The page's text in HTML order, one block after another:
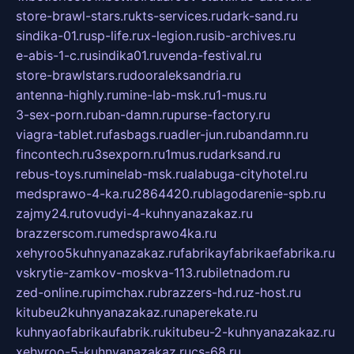
store-brawl-stars.rukts-services.rudark-sand.ru
sindika-01.rusp-life.rux-legion.rusib-archives.ru
e-abis-1-c.rusindika01.ruvenda-festival.ru
store-brawlstars.rudooraleksandria.ru
antenna-highly.rumine-lab-msk.ru1-mus.ru
3-sex-porn.ruban-damn.rupurse-factory.ru
viagra-tablet.rufasbags.ruadler-jun.rubandamn.ru
fincontech.ru3sexporn.ru1mus.rudarksand.ru
rebus-toys.ruminelab-msk.rualabuga-cityhotel.ru
medsprawo-4-ka.ru2864420.rublagodarenie-spb.ru
zajmy24.rutovudyi-4-kuhnyanazakaz.ru
brazzerscom.rumedsprawo4ka.ru
xehyroo5kuhnyanazakaz.rufabrikayfabrikaefabrika.ru
vskrytie-zamkov-moskva-113.rubiletnadom.ru
zed-online.rupimchax.rubrazzers-hd.ruz-host.ru
kitubeu2kuhnyanazakaz.runaperekate.ru
kuhnyaofabrikaufabrik.rukitubeu-2-kuhnyanazakaz.ru